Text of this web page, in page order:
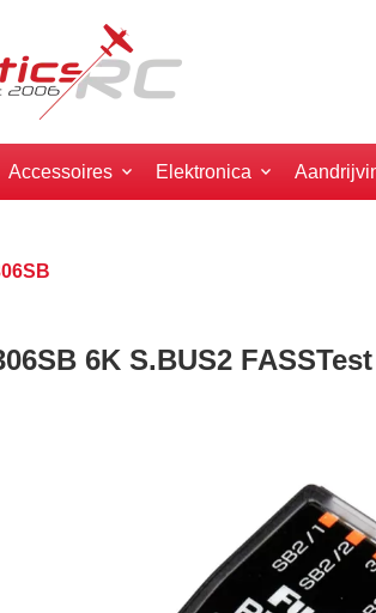
Accessoires Elektronica
6K S.BUS2